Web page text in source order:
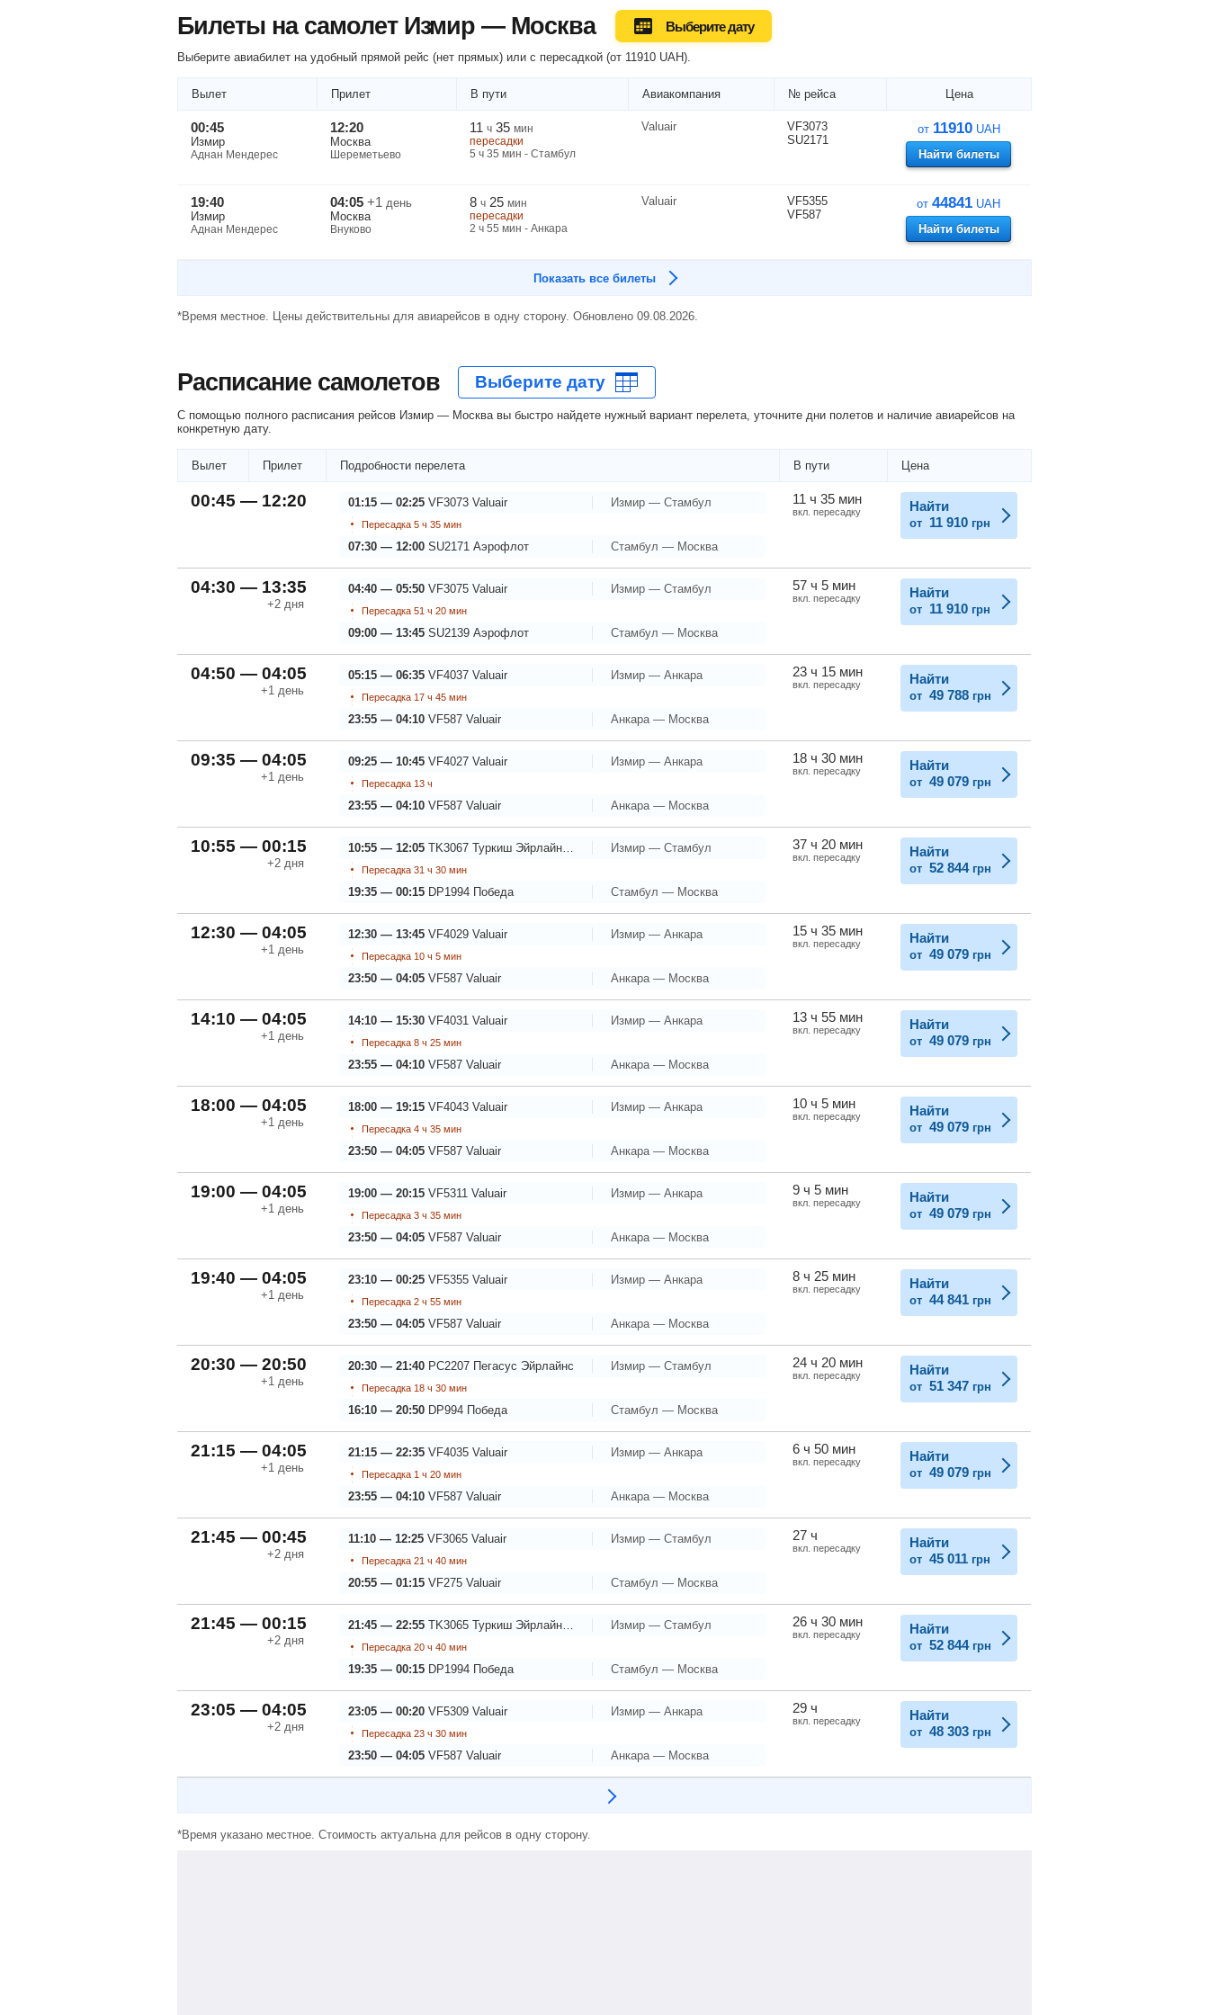
Билеты на самолет Измир — Москва Выберите дату
Выберите авиабилет на удобный прямой рейс (нет прямых) или с пересадкой (от 11910 UAH).
Вылет Прилет В пути Авиакомпания № рейса Цена
00:45
Измир
Аднан Мендерес
12:20
Москва
Шереметьево
11 ч 35 мин
пересадки
5 ч 35 мин - Стамбул
Valuair
VF3073
SU2171
от 11910 UAH
Найти билеты
19:40
Измир
Аднан Мендерес
04:05 +1 день
Москва
Внуково
8 ч 25 мин
пересадки
2 ч 55 мин - Анкара
Valuair
VF5355
VF587
от 44841 UAH
Найти билеты
Показать все билеты
*Время местное. Цены действительны для авиарейсов в одну сторону. Обновлено 09.08.2026.
Расписание самолетов
С помощью полного расписания рейсов Измир — Москва вы быстро найдете нужный вариант перелета, уточните дни полетов и наличие авиарейсов на
конкретную дату.
Вылет Прилет Подробности перелета В пути Цена
00:45 — 12:20 01:15 — 02:25 VF3073 Valuair Измир — Стамбул
Пересадка 5 ч 35 мин
07:30 — 12:00 SU2171 Аэрофлот Стамбул — Москва
11 ч 35 мин
вкл. пересадку Найти
от 11 910 грн
04:30 — 13:35
+2 дня
04:40 — 05:50 VF3075 Valuair Измир — Стамбул
Пересадка 51 ч 20 мин
09:00 — 13:45 SU2139 Аэрофлот Стамбул — Москва
57 ч 5 мин
вкл. пересадку Найти
от 11 910 грн
04:50 — 04:05
+1 день
05:15 — 06:35 VF4037 Valuair Измир — Анкара
Пересадка 17 ч 45 мин
23:55 — 04:10 VF587 Valuair Анкара — Москва
23 ч 15 мин
вкл. пересадку Найти
от 49 788 грн
09:35 — 04:05
+1 день
09:25 — 10:45 VF4027 Valuair Измир — Анкара
Пересадка 13 ч
23:55 — 04:10 VF587 Valuair Анкара — Москва
18 ч 30 мин
вкл. пересадку Найти
от 49 079 грн
10:55 — 00:15
+2 дня
10:55 — 12:05 TK3067 Туркиш Эйрлайнс - Турецкие Авиалинии Измир — Стамбул
Пересадка 31 ч 30 мин
19:35 — 00:15 DP1994 Победа Стамбул — Москва
37 ч 20 мин
вкл. пересадку Найти
от 52 844 грн
12:30 — 04:05
+1 день
12:30 — 13:45 VF4029 Valuair Измир — Анкара
Пересадка 10 ч 5 мин
23:50 — 04:05 VF587 Valuair Анкара — Москва
15 ч 35 мин
вкл. пересадку Найти
от 49 079 грн
14:10 — 04:05
+1 день
14:10 — 15:30 VF4031 Valuair Измир — Анкара
Пересадка 8 ч 25 мин
23:55 — 04:10 VF587 Valuair Анкара — Москва
13 ч 55 мин
вкл. пересадку Найти
от 49 079 грн
18:00 — 04:05
+1 день
18:00 — 19:15 VF4043 Valuair Измир — Анкара
Пересадка 4 ч 35 мин
23:50 — 04:05 VF587 Valuair Анкара — Москва
10 ч 5 мин
вкл. пересадку Найти
от 49 079 грн
19:00 — 04:05
+1 день
19:00 — 20:15 VF5311 Valuair Измир — Анкара
Пересадка 3 ч 35 мин
23:50 — 04:05 VF587 Valuair Анкара — Москва
9 ч 5 мин
вкл. пересадку Найти
от 49 079 грн
19:40 — 04:05
+1 день
23:10 — 00:25 VF5355 Valuair Измир — Анкара
Пересадка 2 ч 55 мин
23:50 — 04:05 VF587 Valuair Анкара — Москва
8 ч 25 мин
вкл. пересадку Найти
от 44 841 грн
20:30 — 20:50
+1 день
20:30 — 21:40 PC2207 Пегасус Эйрлайнс Измир — Стамбул
Пересадка 18 ч 30 мин
16:10 — 20:50 DP994 Победа Стамбул — Москва
24 ч 20 мин
вкл. пересадку Найти
от 51 347 грн
21:15 — 04:05
+1 день
21:15 — 22:35 VF4035 Valuair Измир — Анкара
Пересадка 1 ч 20 мин
23:55 — 04:10 VF587 Valuair Анкара — Москва
6 ч 50 мин
вкл. пересадку Найти
от 49 079 грн
21:45 — 00:45
+2 дня
11:10 — 12:25 VF3065 Valuair Измир — Стамбул
Пересадка 21 ч 40 мин
20:55 — 01:15 VF275 Valuair Стамбул — Москва
27 ч
вкл. пересадку Найти
от 45 011 грн
21:45 — 00:15
+2 дня
21:45 — 22:55 TK3065 Туркиш Эйрлайнс - Турецкие Авиалинии Измир — Стамбул
Пересадка 20 ч 40 мин
19:35 — 00:15 DP1994 Победа Стамбул — Москва
26 ч 30 мин
вкл. пересадку Найти
от 52 844 грн
23:05 — 04:05
+2 дня
23:05 — 00:20 VF5309 Valuair Измир — Анкара
Пересадка 23 ч 30 мин
23:50 — 04:05 VF587 Valuair Анкара — Москва
29 ч
вкл. пересадку Найти
от 48 303 грн
*Время указано местное. Стоимость актуальна для рейсов в одну сторону.